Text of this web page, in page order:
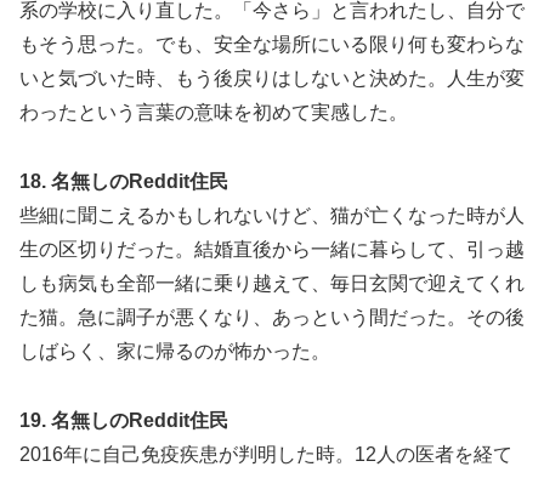
系の学校に入り直した。「今さら」と言われたし、自分で
もそう思った。でも、安全な場所にいる限り何も変わらな
いと気づいた時、もう後戻りはしないと決めた。人生が変
わったという言葉の意味を初めて実感した。
18. 名無しのReddit住民
些細に聞こえるかもしれないけど、猫が亡くなった時が人
生の区切りだった。結婚直後から一緒に暮らして、引っ越
しも病気も全部一緒に乗り越えて、毎日玄関で迎えてくれ
た猫。急に調子が悪くなり、あっという間だった。その後
しばらく、家に帰るのが怖かった。
19. 名無しのReddit住民
2016年に自己免疫疾患が判明した時。12人の医者を経て